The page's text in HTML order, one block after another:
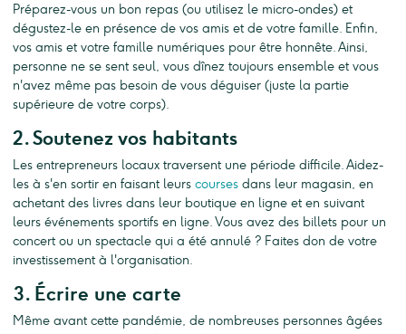
Préparez-vous un bon repas (ou utilisez le micro-ondes) et
dégustez-le en présence de vos amis et de votre famille. Enfin,
vos amis et votre famille numériques pour être honnête. Ainsi,
personne ne se sent seul, vous dînez toujours ensemble et vous
n'avez même pas besoin de vous déguiser (juste la partie
supérieure de votre corps).
2. Soutenez vos habitants
Les entrepreneurs locaux traversent une période difficile. Aidez-
les à s'en sortir en faisant leurs courses dans leur magasin, en
achetant des livres dans leur boutique en ligne et en suivant
leurs événements sportifs en ligne. Vous avez des billets pour un
concert ou un spectacle qui a été annulé ? Faites don de votre
investissement à l'organisation.
3. Écrire une carte
Même avant cette pandémie, de nombreuses personnes âgées